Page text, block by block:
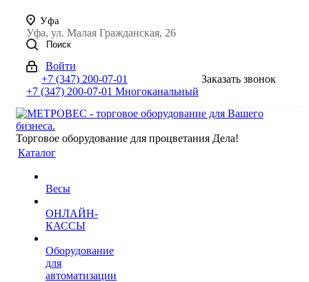
Уфа
Уфа, ул. Малая Гражданская, 26
Поиск
Войти
+7 (347) 200-07-01
+7 (347) 200-07-01 Многоканальный
Заказать звонок
Торговое оборудование для процветания Дела!
Каталог
Весы
ОНЛАЙН-
КАССЫ
Оборудование
для
автоматизации